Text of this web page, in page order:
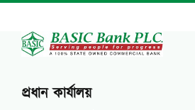
প্রধান কার্যালয়